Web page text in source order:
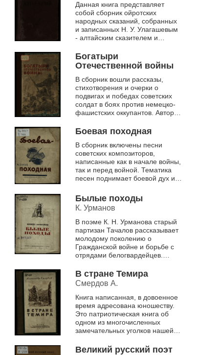
Данная книга представляет
собой сборник ойротских
народных сказаний, собранных
и записанных Н. У. Улагашевым
- алтайским сказителем и
Собранные им произведения
составляют...
Богатыри
Отечественной войны
В сборник вошли рассказы,
стихотворения и очерки о
подвигах и победах советских
солдат в боях против немецко-
фашистских оккупантов. Авторы
участники боёв - от ...
Боевая походная
В сборник включены песни
советских композиторов,
написанные как в начале войны,
так и перед войной. Тематика
песен поднимает боевой дух и
Армии
Былые походы
К. Урманов
В поэме К. Н. Урманова старый
партизан Тачалов рассказывает
молодому поколению о
Гражданской войне и борьбе с
отрядами белогвардейцев.
Тачалова, в том числе
издевательства колчаков...
В стране Темира
Смердов А.
Книга написанная, в довоенное
время адресована юношеству.
Это патриотическая книга об
одном из многочисленных
замечательных уголков нашей
написанная в форме путевых
Великий русский поэт